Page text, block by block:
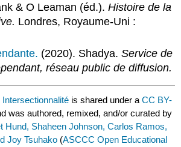
& O Leaman (éd.).Histoire de la
Londres, Royaume-Uni :
(2020). Shadya.Service de
réseau public de diffusion.
Intersectionnalité is shared under aCC BY-
was authored, remixed, and/or curated by
Hund, Shaheen Johnson, Carlos Ramos,
Joy Tsuhako (ASCCC Open Educational